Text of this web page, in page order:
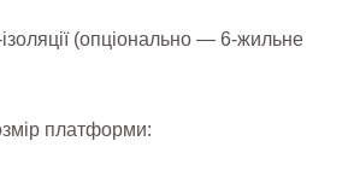
(опціонально — 6-жильне
платформи: